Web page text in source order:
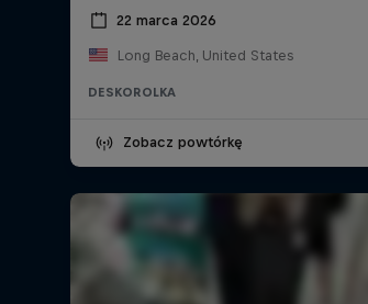
22 marca 2026
Long Beach, United States
DESKOROLKA
Zobacz powtórkę